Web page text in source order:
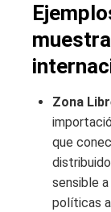
Zona
que
sensible
políticas